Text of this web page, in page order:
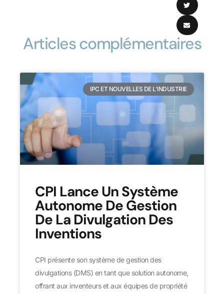
Articles complémentaires
IPC ET NOUVELLES DE L'INDUSTRIE
CPI Lance Un Système
Autonome De Gestion
De La Divulgation Des
Inventions
CPI présente son système de gestion des
divulgations (DMS) en tant que solution autonome,
offrant aux inventeurs et aux équipes de propriété